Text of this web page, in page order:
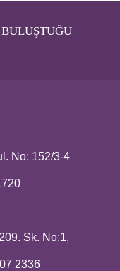
No: 152/3-4
Sk. No:1,
2336